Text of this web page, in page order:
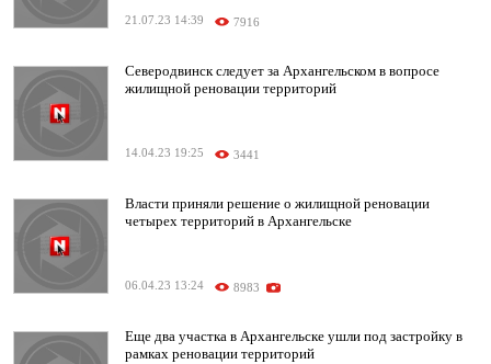
21.07.23 14:39 7916
Северодвинск следует за Архангельском в вопросе
жилищной реновации территорий
14.04.23 19:25 3441
Власти приняли решение о жилищной реновации
четырех территорий в Архангельске
06.04.23 13:24 8983
Еще два участка в Архангельске ушли под застройку в
рамках реновации территорий